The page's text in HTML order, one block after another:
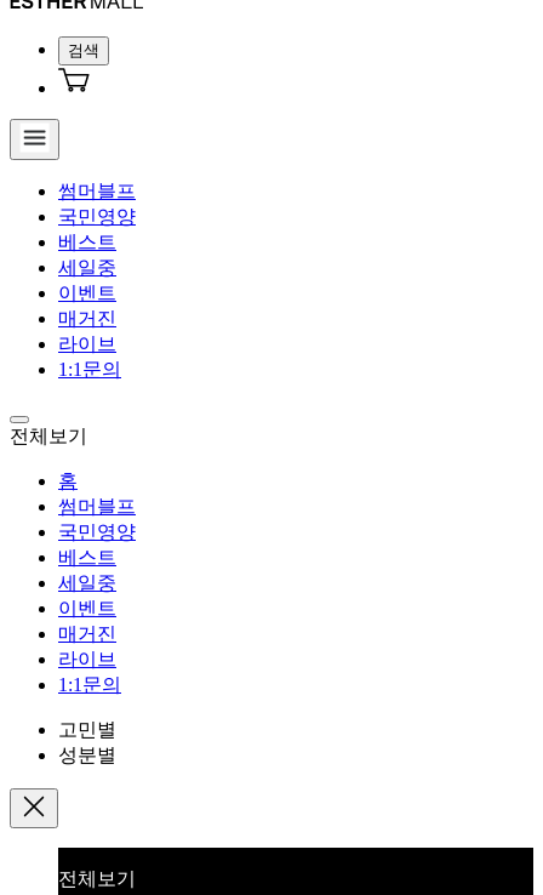
검색
썸머블프
국민영양
베스트
세일중
이벤트
매거진
라이브
1:1문의
전체보기
홈
썸머블프
국민영양
베스트
세일중
이벤트
매거진
라이브
1:1문의
고민별
성분별
전체보기